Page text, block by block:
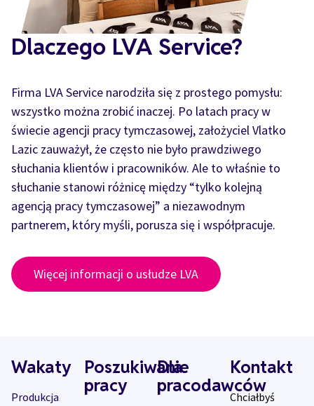
Dlaczego LVA Service?
Firma LVA Service narodziła się z prostego pomysłu:
wszystko można zrobić inaczej. Po latach pracy w
świecie agencji pracy tymczasowej, założyciel Vlatko
Lazic zauważył, że często nie było prawdziwego
słuchania klientów i pracowników. Ale to właśnie to
słuchanie stanowi różnicę między “tylko kolejną
agencją pracy tymczasowej” a niezawodnym
partnerem, który myśli, porusza się i współpracuje.
Więcej informacji o usłudze LVA
Wakaty
Produkcja
Poszukiwanie
pracy
Dla
pracodawców
Kontakt
Chciałbyś